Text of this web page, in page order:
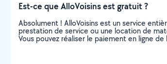
Est-ce que AlloVoisins est gratuit ?
Absolument ! AlloVoisins est un service
prestation de service ou une location de
Vous pouvez réaliser le paiement en ligne